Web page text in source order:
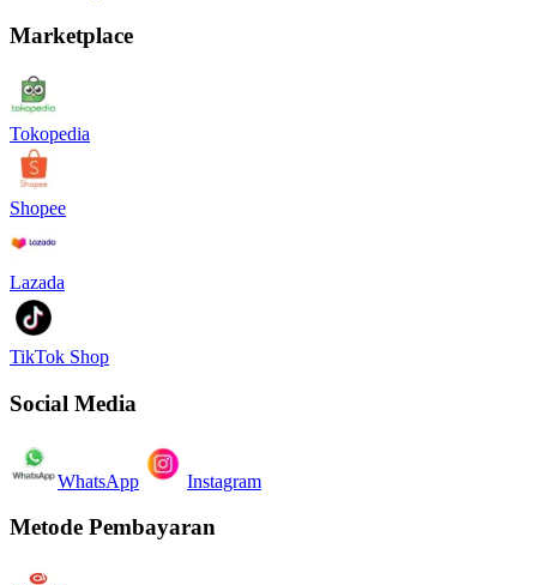
Marketplace
Tokopedia
Shopee
Lazada
TikTok Shop
Social Media
WhatsApp Instagram
Metode Pembayaran